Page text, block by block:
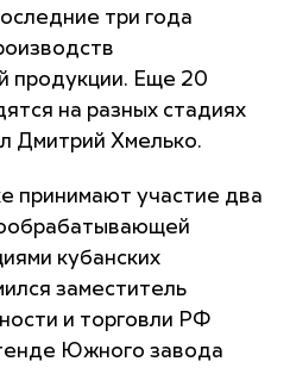
три года
продукции. Еще 20
на разных стадиях
Дмитрий Хмелько.
принимают участие два
кубанских
заместитель
и торговли РФ
Южного завода